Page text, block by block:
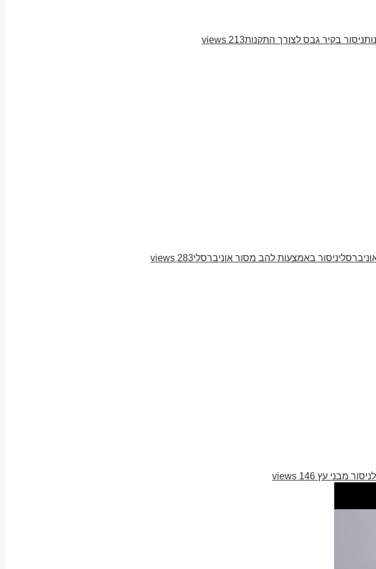
ניסור בקיר גבס לצורך התקנות213 views
ניסור באמצעות להב מסור אוניברסלי283 views
146 views